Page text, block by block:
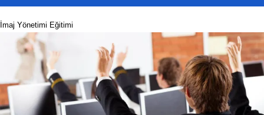
İmaj Yönetimi Eğitimi